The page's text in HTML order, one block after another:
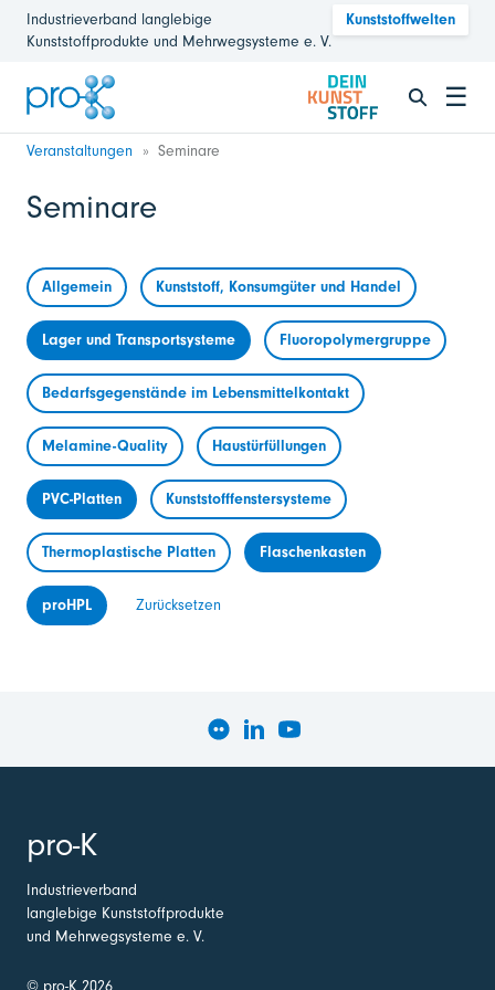
Industrieverband langlebige
Kunststoffprodukte und Mehrwegsysteme e. V.
Kunststoffwelten
☰
Veranstaltungen Seminare
Seminare
Allgemein Kunststoff, Konsumgüter und Handel
Lager und Transportsysteme Fluoropolymergruppe
Bedarfsgegenstände im Lebensmittelkontakt
Melamine-Quality Haustürfüllungen
PVC-Platten Kunststofffenstersysteme
Thermoplastische Platten Flaschenkasten
proHPL Zurücksetzen
pro-K
Industrieverband
langlebige Kunststoffprodukte
und Mehrwegsysteme e. V.
© pro-K 2026